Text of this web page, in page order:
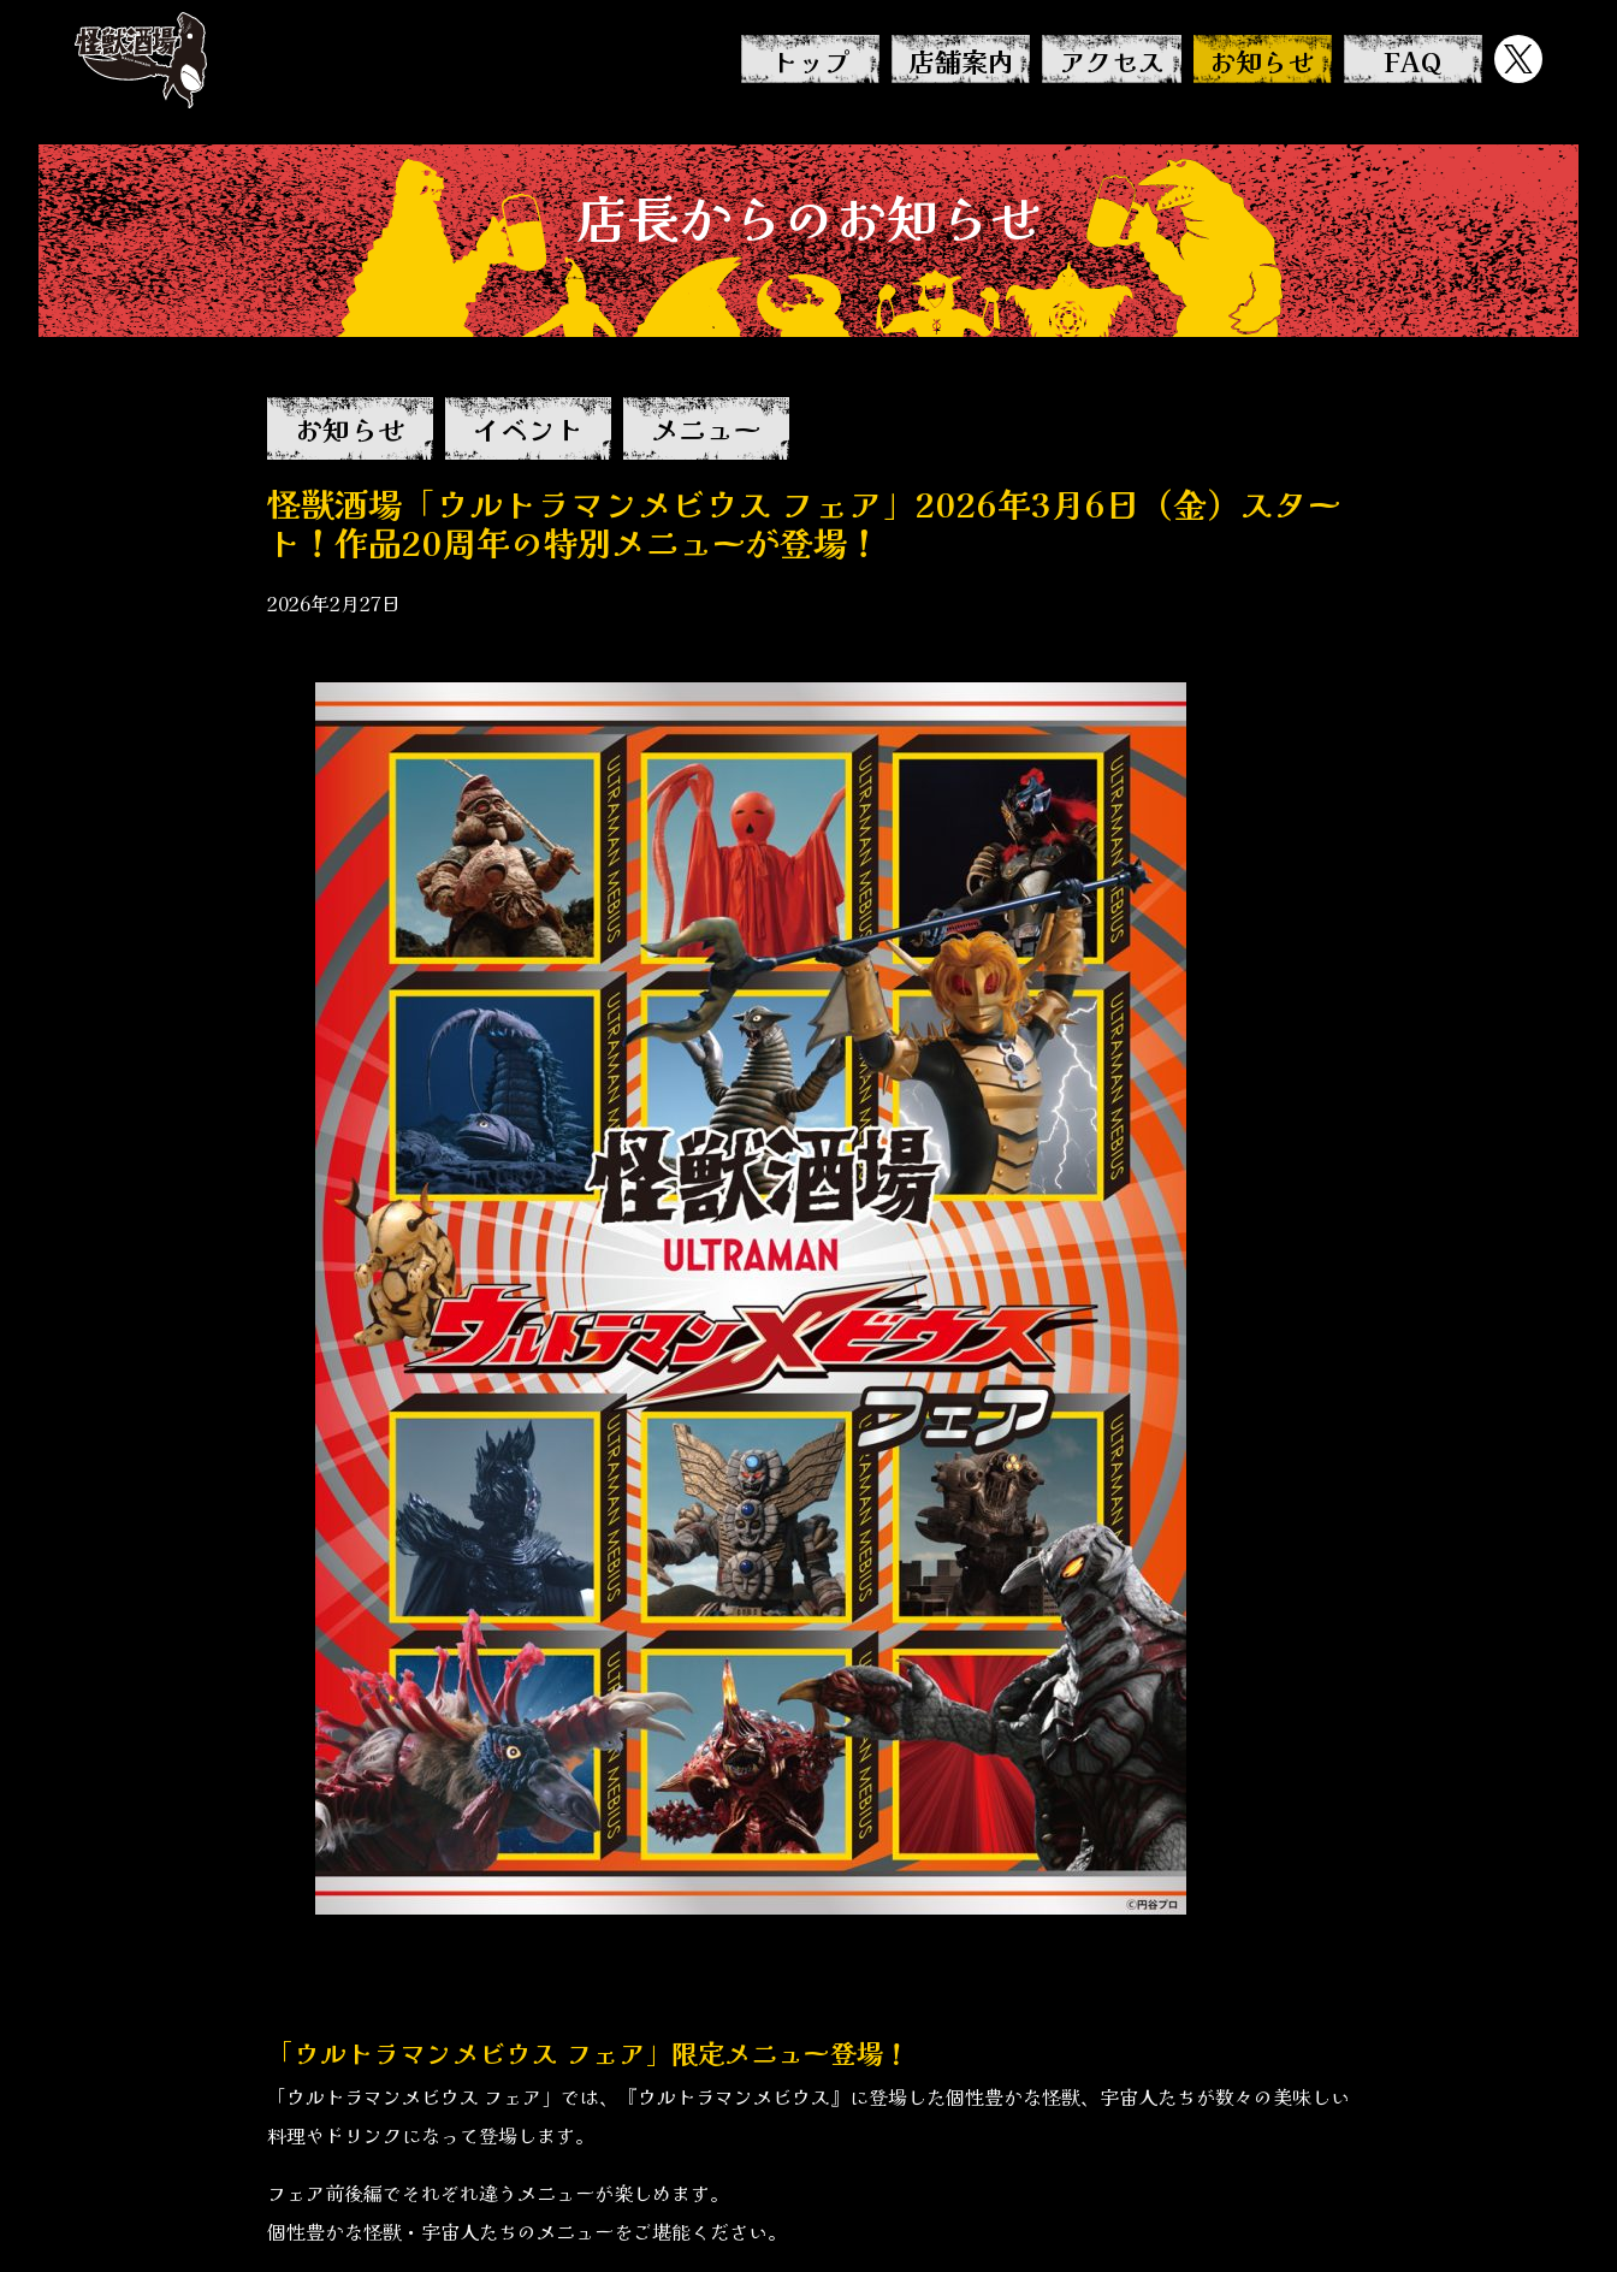
トップ 店舗案内 アクセス お知らせ FAQ
店長からのお知らせ
お知らせ イベント メニュー
怪獣酒場「ウルトラマンメビウス フェア」2026年3月6日（金）スター
ト！作品20周年の特別メニューが登場！
2026年2月27日
「ウルトラマンメビウス フェア」 限定メニュー登場！
「ウルトラマンメビウス フェア」では、『ウルトラマンメビウス』に登場した個性豊かな怪獣、宇宙人たちが数々の美味しい
料理やドリンクになって登場します。
フェア前後編でそれぞれ違うメニューが楽しめます。
個性豊かな怪獣・宇宙人たちのメニューをご堪能ください。